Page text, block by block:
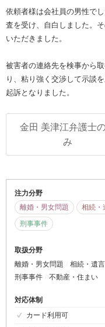
依頼者様は会社員の男性で
査を受け、自白しました。
いただきました。
被害者の連絡先を検事から
り、粘り強く交渉して示談
起訴となりました。
金田 美津江弁護士
み
注力分野
離婚・男女問題
相続・
刑事事件
取扱分野
離婚・男女問題
相続・遺言
刑事事件
不動産・住まい
対応体制
カード利用可